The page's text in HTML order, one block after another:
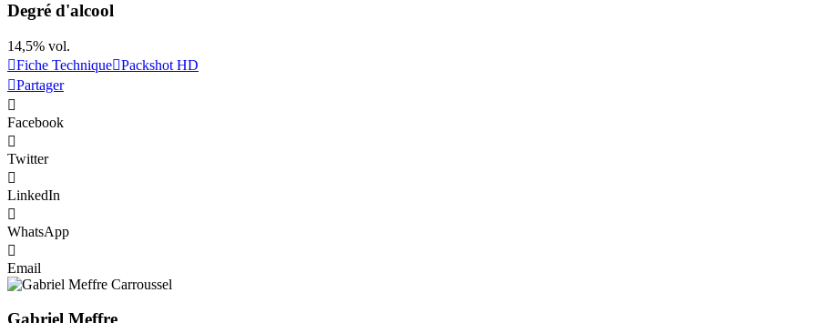
Degré d'alcool
14,5% vol.
Fiche Technique Packshot HD
Partager
Facebook
Twitter
LinkedIn
WhatsApp
Email